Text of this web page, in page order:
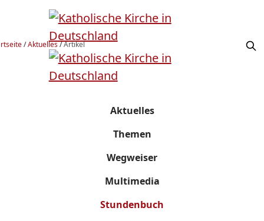
/Aktuelles/Artikel
Aktuelles
Themen
Wegweiser
Multimedia
Stundenbuch